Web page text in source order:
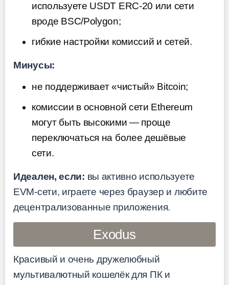
используете USDT ERC-20 или сети
вроде BSC/Polygon;
гибкие настройки комиссий и сетей.
Минусы:
не поддерживает «чистый» Bitcoin;
комиссии в основной сети Ethereum
могут быть высокими — проще
переключаться на более дешёвые
сети.
Идеален, если: вы активно используете
EVM-сети, играете через браузер и любите
децентрализованные приложения.
Exodus
Красивый и очень дружелюбный
мультивалютный кошелёк для ПК и